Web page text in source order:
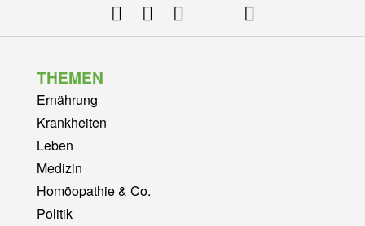
THEMEN
Ernährung
Krankheiten
Leben
Medizin
Homöopathie & Co.
Politik